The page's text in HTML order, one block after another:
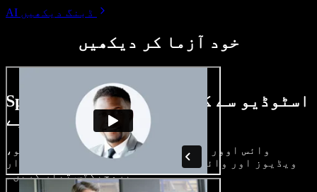
AI ڈبنگ دیکھیں
خود آزما کر دیکھیں
Speechify اسٹوڈیو سے کیا کچھ کر سکتے
ہیں، دیکھیے
وائس اوور بنائیں، رائلٹی فری امیجز، آڈیو،
ویڈیوز اور وائس کلون شامل کر کے بھرپور، شاندار
پروجیکٹس تیار کریں۔